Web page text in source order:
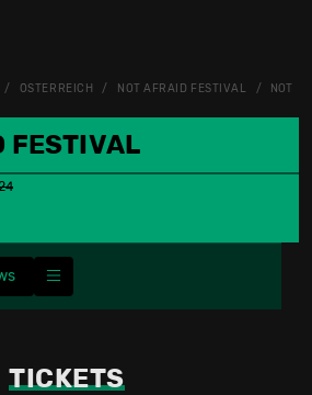
ÖSTERREICH NOT AFRAID FESTIVAL NOT
FESTIVAL
TICKETS